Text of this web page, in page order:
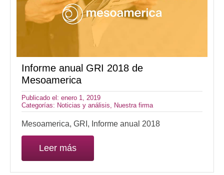
Informe anual GRI 2018 de
Mesoamerica
Publicado el: enero 1, 2019
Categorías: Noticias y análisis, Nuestra firma
Mesoamerica, GRI, Informe anual 2018
Leer más